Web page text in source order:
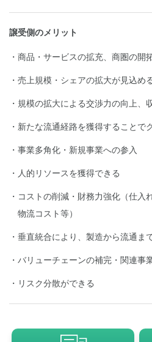
譲受側のメリット
商品・サービスの拡充、商圏の開
売上規模・シェアの拡大が見込め
規模の拡大による交渉力の向上、
新たな流通経路を獲得することで
事業多角化・新規事業への参入
人的リソースを獲得できる
コストの削減・財務力強化（仕入
物流コスト等）
垂直統合により、製造から流通ま
バリューチェーンの補完・関連事
リスク分散ができる